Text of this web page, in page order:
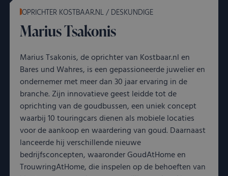
OPRICHTER KOSTBAAR.NL / DESKUNDIGE
Marius Tsakonis
Marius Tsakonis, de oprichter van Kostbaar.nl en
Bares und Wahres, is een gepassioneerde juwelier en
ondernemer met meer dan 30 jaar ervaring in de
branche. Zijn innovatieve geest leidde tot de
oprichting van de goudbussen, een uniek concept
waarbij 10 touringcars dienen als mobiele locaties
voor de aankoop en waardering van goud. Daarnaast
lanceerde hij verschillende nieuwe
bedrijfsconcepten, waaronder GoudAtHome en
TrouwringAtHome, die inspelen op de behoeften van